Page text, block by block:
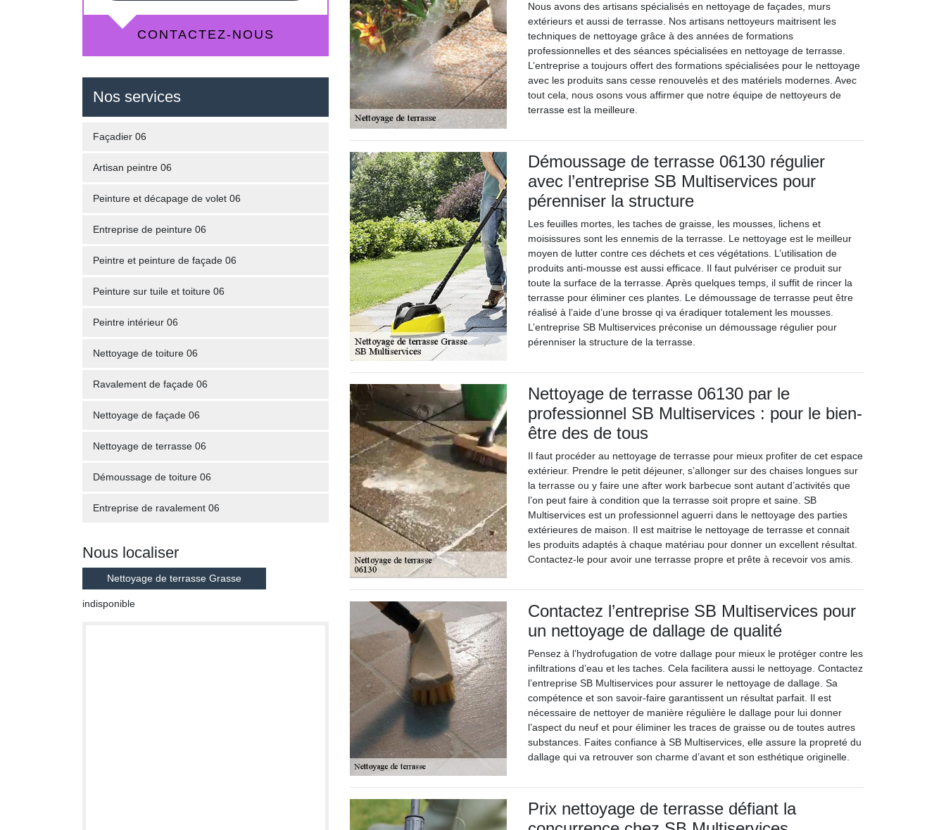
CONTACTEZ-NOUS
Nos services
Façadier 06
Artisan peintre 06
Peinture et décapage de volet 06
Entreprise de peinture 06
Peintre et peinture de façade 06
Peinture sur tuile et toiture 06
Peintre intérieur 06
Nettoyage de toiture 06
Ravalement de façade 06
Nettoyage de façade 06
Nettoyage de terrasse 06
Démoussage de toiture 06
Entreprise de ravalement 06
Nous localiser
Nettoyage de terrasse Grasse
indisponible
Nous avons des artisans spécialisés en nettoyage de façades, murs
extérieurs et aussi de terrasse. Nos artisans nettoyeurs maitrisent les
techniques de nettoyage grâce à des années de formations
professionnelles et des séances spécialisées en nettoyage de terrasse.
L’entreprise a toujours offert des formations spécialisées pour le nettoyage
avec les produits sans cesse renouvelés et des matériels modernes. Avec
tout cela, nous osons vous affirmer que notre équipe de nettoyeurs de
terrasse est la meilleure.
Démoussage de terrasse 06130 régulier
avec l’entreprise SB Multiservices pour
pérenniser la structure
Les feuilles mortes, les taches de graisse, les mousses, lichens et
moisissures sont les ennemis de la terrasse. Le nettoyage est le meilleur
moyen de lutter contre ces déchets et ces végétations. L’utilisation de
produits anti-mousse est aussi efficace. Il faut pulvériser ce produit sur
toute la surface de la terrasse. Après quelques temps, il suffit de rincer la
terrasse pour éliminer ces plantes. Le démoussage de terrasse peut être
réalisé à l’aide d’une brosse qi va éradiquer totalement les mousses.
L’entreprise SB Multiservices préconise un démoussage régulier pour
pérenniser la structure de la terrasse.
Nettoyage de terrasse 06130 par le
professionnel SB Multiservices : pour le bien-
être des de tous
Il faut procéder au nettoyage de terrasse pour mieux profiter de cet espace
extérieur. Prendre le petit déjeuner, s’allonger sur des chaises longues sur
la terrasse ou y faire une after work barbecue sont autant d’activités que
l’on peut faire à condition que la terrasse soit propre et saine. SB
Multiservices est un professionnel aguerri dans le nettoyage des parties
extérieures de maison. Il est maitrise le nettoyage de terrasse et connait
les produits adaptés à chaque matériau pour donner un excellent résultat.
Contactez-le pour avoir une terrasse propre et prête à recevoir vos amis.
Contactez l’entreprise SB Multiservices pour
un nettoyage de dallage de qualité
Pensez à l’hydrofugation de votre dallage pour mieux le protéger contre les
infiltrations d’eau et les taches. Cela facilitera aussi le nettoyage. Contactez
l’entreprise SB Multiservices pour assurer le nettoyage de dallage. Sa
compétence et son savoir-faire garantissent un résultat parfait. Il est
nécessaire de nettoyer de manière régulière le dallage pour lui donner
l’aspect du neuf et pour éliminer les traces de graisse ou de toutes autres
substances. Faites confiance à SB Multiservices, elle assure la propreté du
dallage qui va retrouver son charme d’avant et son esthétique originelle.
Prix nettoyage de terrasse défiant la